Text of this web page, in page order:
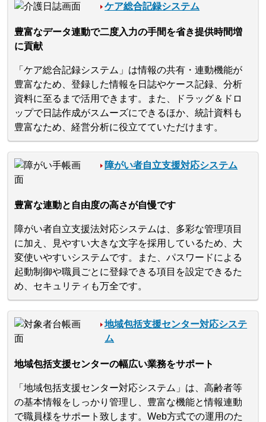
ケア総合記録システム
豊富なデータ連動で二度入力の手間を省き提供時間増
に貢献
「ケア総合記録システム」は情報の共有・連動機能が
豊富なため、登録した情報を日誌やケース記録、分析
資料に至るまで活用できます。また、ドラッグ＆ドロ
ップで日誌作成がスムーズにできるほか、統計資料も
豊富なため、経営分析に役立てていただけます。
障がい者自立支援対応システム
豊富な連動と自由度の高さが自慢です
障がい者自立支援法対応システムは、多彩な管理項目
に加え、見やすい大きな文字を採用しているため、大
変使いやすいシステムです。また、パスワードによる
起動制御や職員ごとに登録できる項目を設定できるた
め、セキュリティも万全です。
地域包括支援センター対応システ
ム
地域包括支援センターの幅広い業務をサポート
「地域包括支援センター対応システム」は、高齢者等
の基本情報をしっかり管理し、豊富な機能と情報連動
で職員様をサポート致します。Web方式での運用のた